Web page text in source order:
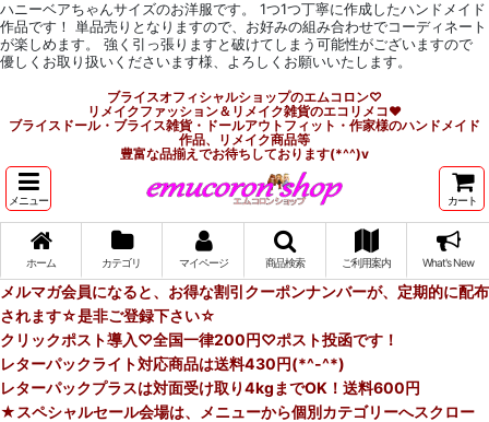
ハニーベアちゃんサイズのお洋服です。 1つ1つ丁寧に作成したハンドメイド
作品です！ 単品売りとなりますので、お好みの組み合わせでコーディネート
が楽しめます。 強く引っ張りますと破けてしまう可能性がございますので
優しくお取り扱いくださいます様、よろしくお願いいたします。
ブライスオフィシャルショップのエムコロン♡
リメイクファッション＆リメイク雑貨のエコリメコ♥
ブライスドール・ブライス雑貨・ドールアウトフィット・作家様のハンドメイド
作品、リメイク商品等
豊富な品揃えでお待ちしております(*^^)v
メニュー カート
ホーム カテゴリ マイページ 商品検索 ご利用案内 What's New
メルマガ会員になると、お得な割引クーポンナンバーが、定期的に配布
されます☆是非ご登録下さい☆
クリックポスト導入♡全国一律200円♡ポスト投函です！
レターパックライト対応商品は送料430円(*^-^*)
レターパックプラスは対面受け取り4kgまでOK！送料600円
★スペシャルセール会場は、メニューから個別カテゴリーへスクロー